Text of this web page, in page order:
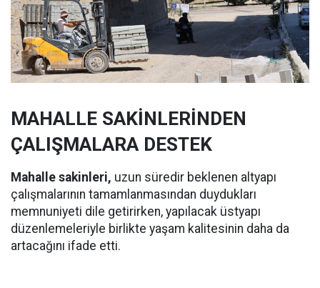
MAHALLE SAKİNLERİNDEN
ÇALIŞMALARA DESTEK
Mahalle sakinleri, uzun süredir beklenen altyapı
çalışmalarının tamamlanmasından duydukları
memnuniyeti dile getirirken, yapılacak üstyapı
düzenlemeleriyle birlikte yaşam kalitesinin daha da
artacağını ifade etti.